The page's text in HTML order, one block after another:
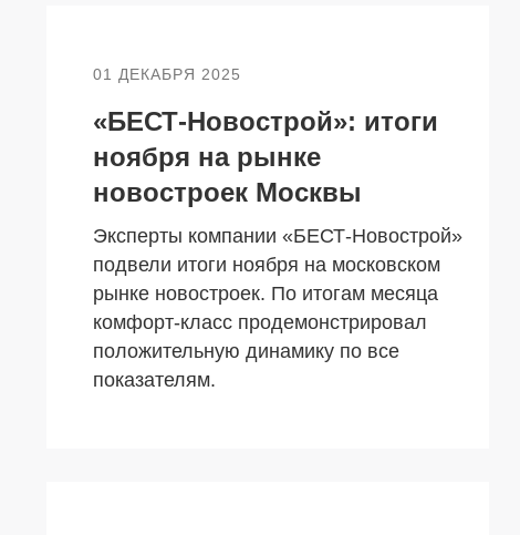
01 ДЕКАБРЯ 2025
«БЕСТ-Новострой»: итоги
ноября на рынке
новостроек Москвы
Эксперты компании «БЕСТ-Новострой»
подвели итоги ноября на московском
рынке новостроек. По итогам месяца
комфорт-класс продемонстрировал
положительную динамику по все
показателям.